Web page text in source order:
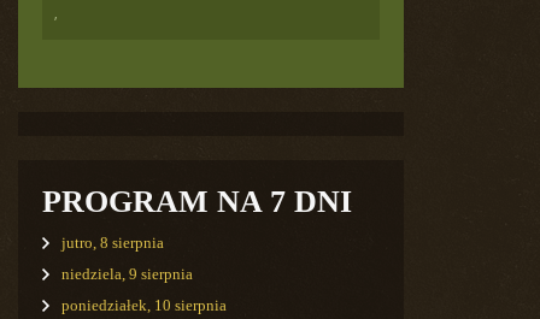
,
PROGRAM NA 7 DNI
jutro, 8 sierpnia
niedziela, 9 sierpnia
poniedziałek, 10 sierpnia